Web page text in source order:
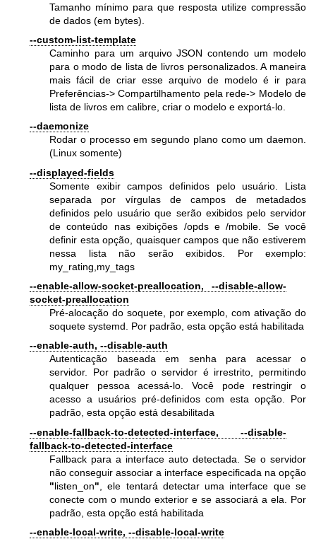
Tamanho mínimo para que resposta utilize compressão
de dados (em bytes).
--custom-list-template
Caminho para um arquivo JSON contendo um modelo
para o modo de lista de livros personalizados. A maneira
mais fácil de criar esse arquivo de modelo é ir para
Preferências-> Compartilhamento pela rede-> Modelo de
lista de livros em calibre, criar o modelo e exportá-lo.
--daemonize
Rodar o processo em segundo plano como um daemon.
(Linux somente)
--displayed-fields
Somente exibir campos definidos pelo usuário. Lista
separada por vírgulas de campos de metadados
definidos pelo usuário que serão exibidos pelo servidor
de conteúdo nas exibições /opds e /mobile. Se você
definir esta opção, quaisquer campos que não estiverem
nessa lista não serão exibidos. Por exemplo:
my_rating,my_tags
--enable-allow-socket-preallocation, --disable-allow-
socket-preallocation
Pré-alocação do soquete, por exemplo, com ativação do
soquete systemd. Por padrão, esta opção está habilitada
--enable-auth, --disable-auth
Autenticação baseada em senha para acessar o
servidor. Por padrão o servidor é irrestrito, permitindo
qualquer pessoa acessá-lo. Você pode restringir o
acesso a usuários pré-definidos com esta opção. Por
padrão, esta opção está desabilitada
--enable-fallback-to-detected-interface, --disable-
fallback-to-detected-interface
Fallback para a interface auto detectada. Se o servidor
não conseguir associar a interface especificada na opção
"listen_on" , ele tentará detectar uma interface que se
conecte com o mundo exterior e se associará a ela. Por
padrão, esta opção está habilitada
--enable-local-write, --disable-local-write